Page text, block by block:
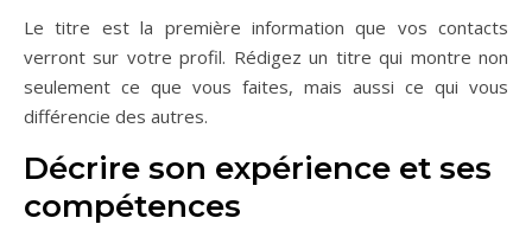
Le titre est la première information que vos contacts
verront sur votre profil. Rédigez un titre qui montre non
seulement ce que vous faites, mais aussi ce qui vous
différencie des autres.
Décrire son expérience et ses
compétences